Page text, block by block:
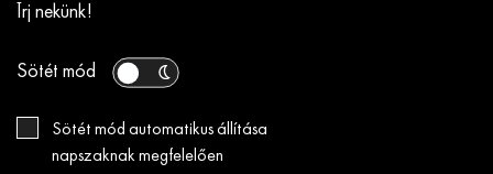
Írj nekünk!
Sötét mód
Sötét mód automatikus állítása
napszaknak megfelelően